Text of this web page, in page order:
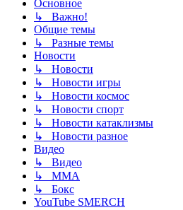
Основное
↳ Важно!
Общие темы
↳ Разные темы
Новости
↳ Новости
↳ Новости игры
↳ Новости космос
↳ Новости спорт
↳ Новости катаклизмы
↳ Новости разное
Видео
↳ Видео
↳ ММА
↳ Бокс
YouTube SMERCH